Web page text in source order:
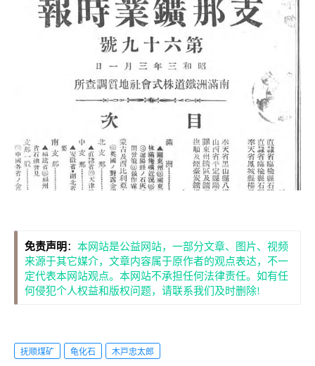
免责声明 ： 本网站是公益网站，一部分文章、图片、视频
来源于其它媒介，文章内容属于原作者的观点表达，不一
定代表本网站观点。本网站不承担任何法律责任。如有任
何侵犯个人权益和版权问题，请联系我们及时删除!
抚顺煤矿 龟化石 木戸忠太郎